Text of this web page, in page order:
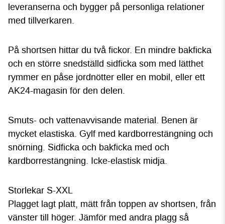
leveranserna och bygger på personliga relationer
med tillverkaren.
På shortsen hittar du två fickor. En mindre bakficka
och en större snedställd sidficka som med lätthet
rymmer en påse jordnötter eller en mobil, eller ett
AK24-magasin för den delen.
Smuts- och vattenavvisande material. Benen är
mycket elastiska. Gylf med kardborrestängning och
snörning. Sidficka och bakficka med och
kardborrestängning. Icke-elastisk midja.
Storlekar S-XXL
Plagget lagt platt, mätt från toppen av shortsen, från
vänster till höger. Jämför med andra plagg så